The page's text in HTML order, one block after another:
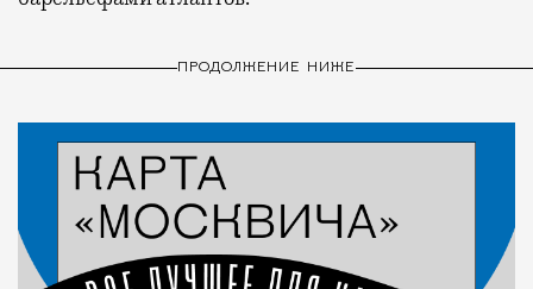
ПРОДОЛЖЕНИЕ НИЖЕ